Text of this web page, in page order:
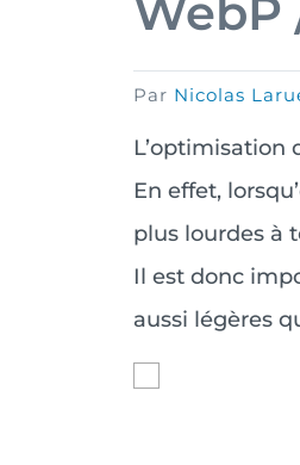
WebP
par Nicolas
L’optimisation
En effet,
plus lourdes à
Il est donc
aussi légères